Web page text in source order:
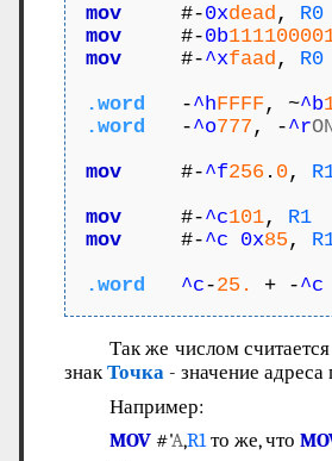
mov
     #-
0xdead , R0
mov
     #-
0b
mov
     #-
^xfaad , R0
.word
   -
^hFFFF , ~^b
.word
   -
^o777 , -^r
mov
     #-
^f256 . 0,
mov
     #-
^c101, R1
mov
     #-
^c 0x85 ,
.word
^c-25. + -^c
Так же числом
знакТочка - значение
Например:
MOV#'A,R1то же, что